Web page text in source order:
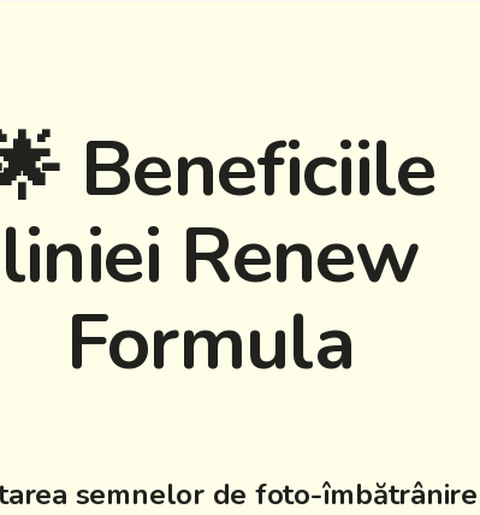
Beneficiile
liniei Renew
Formula
semnelor de foto-îmbătrânire